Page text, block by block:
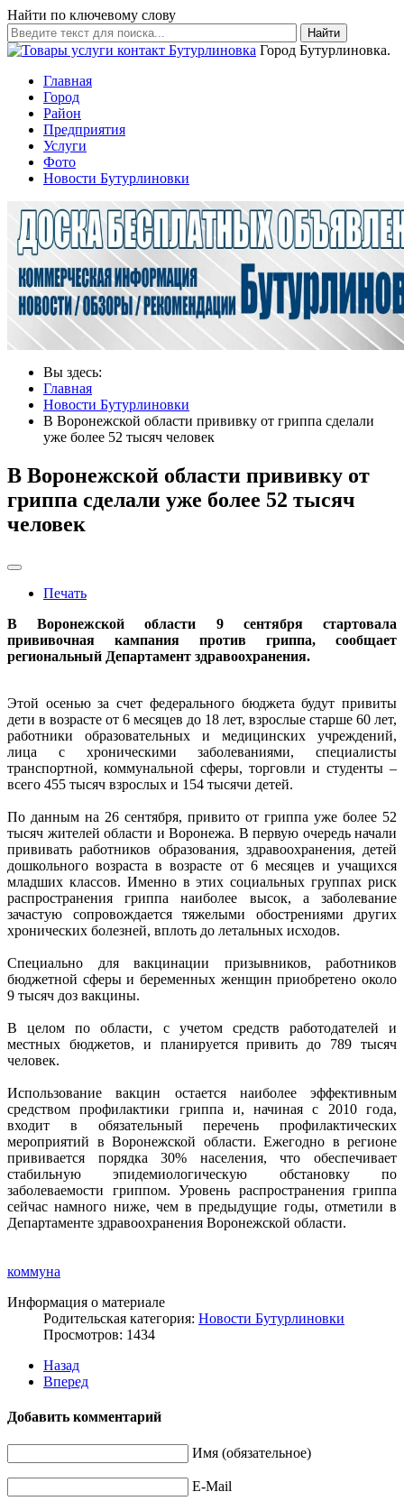
Найти по ключевому слову
Найти
Город Бутурлиновка.
Главная
Город
Район
Предприятия
Услуги
Фото
Новости Бутурлиновки
Вы здесь:
Главная
Новости Бутурлиновки
В Воронежской области прививку от гриппа сделали
уже более 52 тысяч человек
В Воронежской области прививку от
гриппа сделали уже более 52 тысяч
человек
Печать
В Воронежской области 9 сентября стартовала
прививочная кампания против гриппа, сообщает
региональный Департамент здравоохранения.
Этой осенью за счет федерального бюджета будут привиты
дети в возрасте от 6 месяцев до 18 лет, взрослые старше 60 лет,
работники образовательных и медицинских учреждений,
лица с хроническими заболеваниями, специалисты
транспортной, коммунальной сферы, торговли и студенты –
всего 455 тысяч взрослых и 154 тысячи детей.
По данным на 26 сентября, привито от гриппа уже более 52
тысяч жителей области и Воронежа. В первую очередь начали
прививать работников образования, здравоохранения, детей
дошкольного возраста в возрасте от 6 месяцев и учащихся
младших классов. Именно в этих социальных группах риск
распространения гриппа наиболее высок, а заболевание
зачастую сопровождается тяжелыми обострениями других
хронических болезней, вплоть до летальных исходов.
Специально для вакцинации призывников, работников
бюджетной сферы и беременных женщин приобретено около
9 тысяч доз вакцины.
В целом по области, с учетом средств работодателей и
местных бюджетов, и планируется привить до 789 тысяч
человек.
Использование вакцин остается наиболее эффективным
средством профилактики гриппа и, начиная с 2010 года,
входит в обязательный перечень профилактических
мероприятий в Воронежской области. Ежегодно в регионе
прививается порядка 30% населения, что обеспечивает
стабильную эпидемиологическую обстановку по
заболеваемости гриппом. Уровень распространения гриппа
сейчас намного ниже, чем в предыдущие годы, отметили в
Департаменте здравоохранения Воронежской области.
коммуна
Информация о материале
Родительская категория: Новости Бутурлиновки
Просмотров: 1434
Назад
Вперед
Добавить комментарий
Имя (обязательное)
E-Mail